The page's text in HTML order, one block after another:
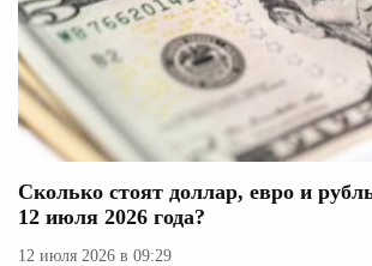
Сколько стоят доллар, евро и
12 июля 2026 года?
12 июля 2026 в 09:29